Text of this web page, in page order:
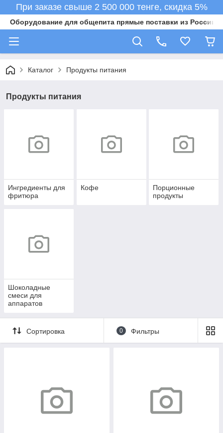
При заказе свыше 2 500 000 тенге, скидка 5%
Оборудование для общепита прямые поставки из России в
Каталог Продукты питания
Продукты питания
Ингредиенты для
фритюра
Кофе
Порционные
продукты
Шоколадные
смеси для
аппаратов
шоколада
Сортировка
0 Фильтры